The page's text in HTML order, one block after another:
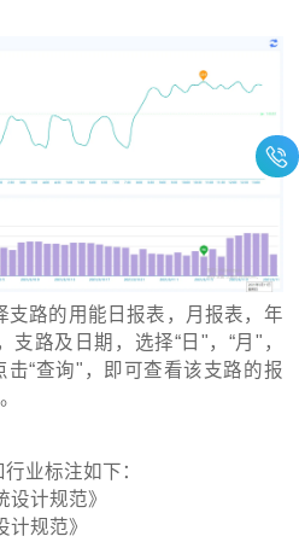
支路的用能日报表，月报表，年
路及日期，选择“日"，“月"，
击“查询"，即可查看该支路的报
业标注如下：
计规范》
规范》